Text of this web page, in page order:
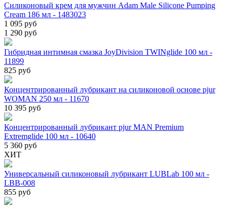
Силиконовый крем для мужчин Adam Male Silicone Pumping
Cream 186 мл - 1483023
1 095 руб
1 290 руб
Гибридная интимная смазка JoyDivision TWINglide 100 мл -
11899
825 руб
Концентрированный лубрикант на силиконовой основе pjur
WOMAN 250 мл - 11670
10 395 руб
Концентрированный лубрикант pjur MAN Premium
Extremglide 100 мл - 10640
5 360 руб
ХИТ
Универсальный силиконовый лубрикант LUBLab 100 мл -
LBB-008
855 руб